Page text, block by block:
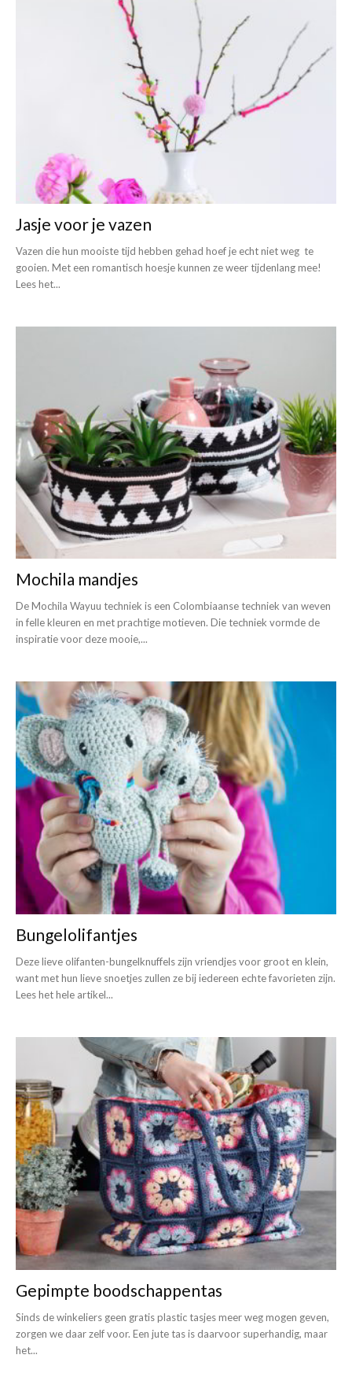
Jasje voor je vazen
Vazen die hun mooiste tijd hebben gehad hoef je echt niet weg te
gooien. Met een romantisch hoesje kunnen ze weer tijdenlang mee!
Lees het...
Mochila mandjes
De Mochila Wayuu techniek is een Colombiaanse techniek van weven
in felle kleuren en met prachtige motieven. Die techniek vormde de
inspiratie voor deze mooie,...
Bungelolifantjes
Deze lieve olifanten-bungelknuffels zijn vriendjes voor groot en klein,
want met hun lieve snoetjes zullen ze bij iedereen echte favorieten zijn.
Lees het hele artikel...
Gepimpte boodschappentas
Sinds de winkeliers geen gratis plastic tasjes meer weg mogen geven,
zorgen we daar zelf voor. Een jute tas is daarvoor superhandig, maar
het...